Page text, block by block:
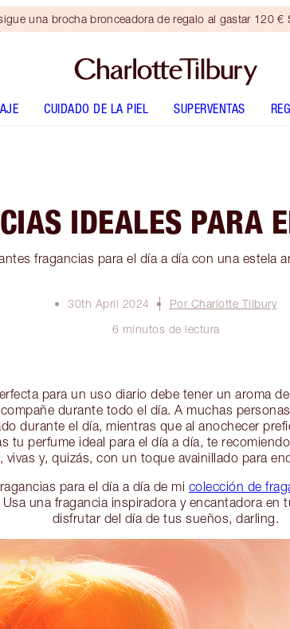
una brocha bronceadora de regalo al gastar 120 €
CUIDADO DE LA PIEL SUPERVENTAS
IDEALES PARA
fragancias para el día a día con una estela
30th April 2024
Por Charlotte Tilbury
6 minutos de lectura
para un uso diario debe tener un aroma
durante todo el día. A muchas
durante el día, mientras que al anochecer
tu perfume ideal para el día a día, te
vivas y, quizás, con un toque avainillado para
para el día a día de mi colección de
una fragancia inspiradora y encantadora en
disfrutar del día de tus sueños, darling.